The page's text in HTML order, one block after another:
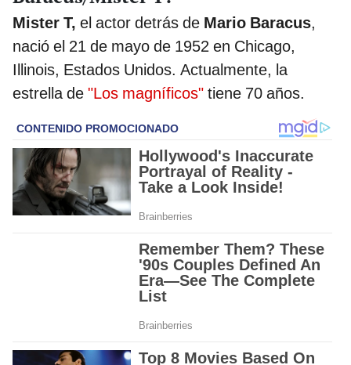
Mister T, el actor detrás de Mario Baracus,
nació el 21 de mayo de 1952 en Chicago,
Illinois, Estados Unidos. Actualmente, la
estrella de "Los magníficos" tiene 70 años.